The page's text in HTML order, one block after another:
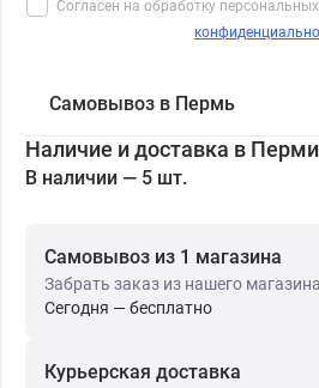
Согласен на обработку
Самовывоз в Пермь
Наличие и доставка в Перми
В наличии — 5 шт.
Самовывоз из 1 магазина
Забрать заказ из нашего магазина
Сегодня — бесплатно
Курьерская доставка